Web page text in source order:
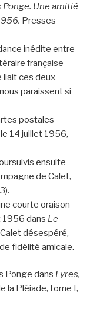
Une amitié
Presses
inédite entre
française
liait ces deux
paraissent si
postales
le 14 juillet 1956,
ensuite
de Calet,
courte oraison
1956 dans Le
désespéré,
fidélité amicale.
Ponge dans Lyres,
la Pléiade, tome I,